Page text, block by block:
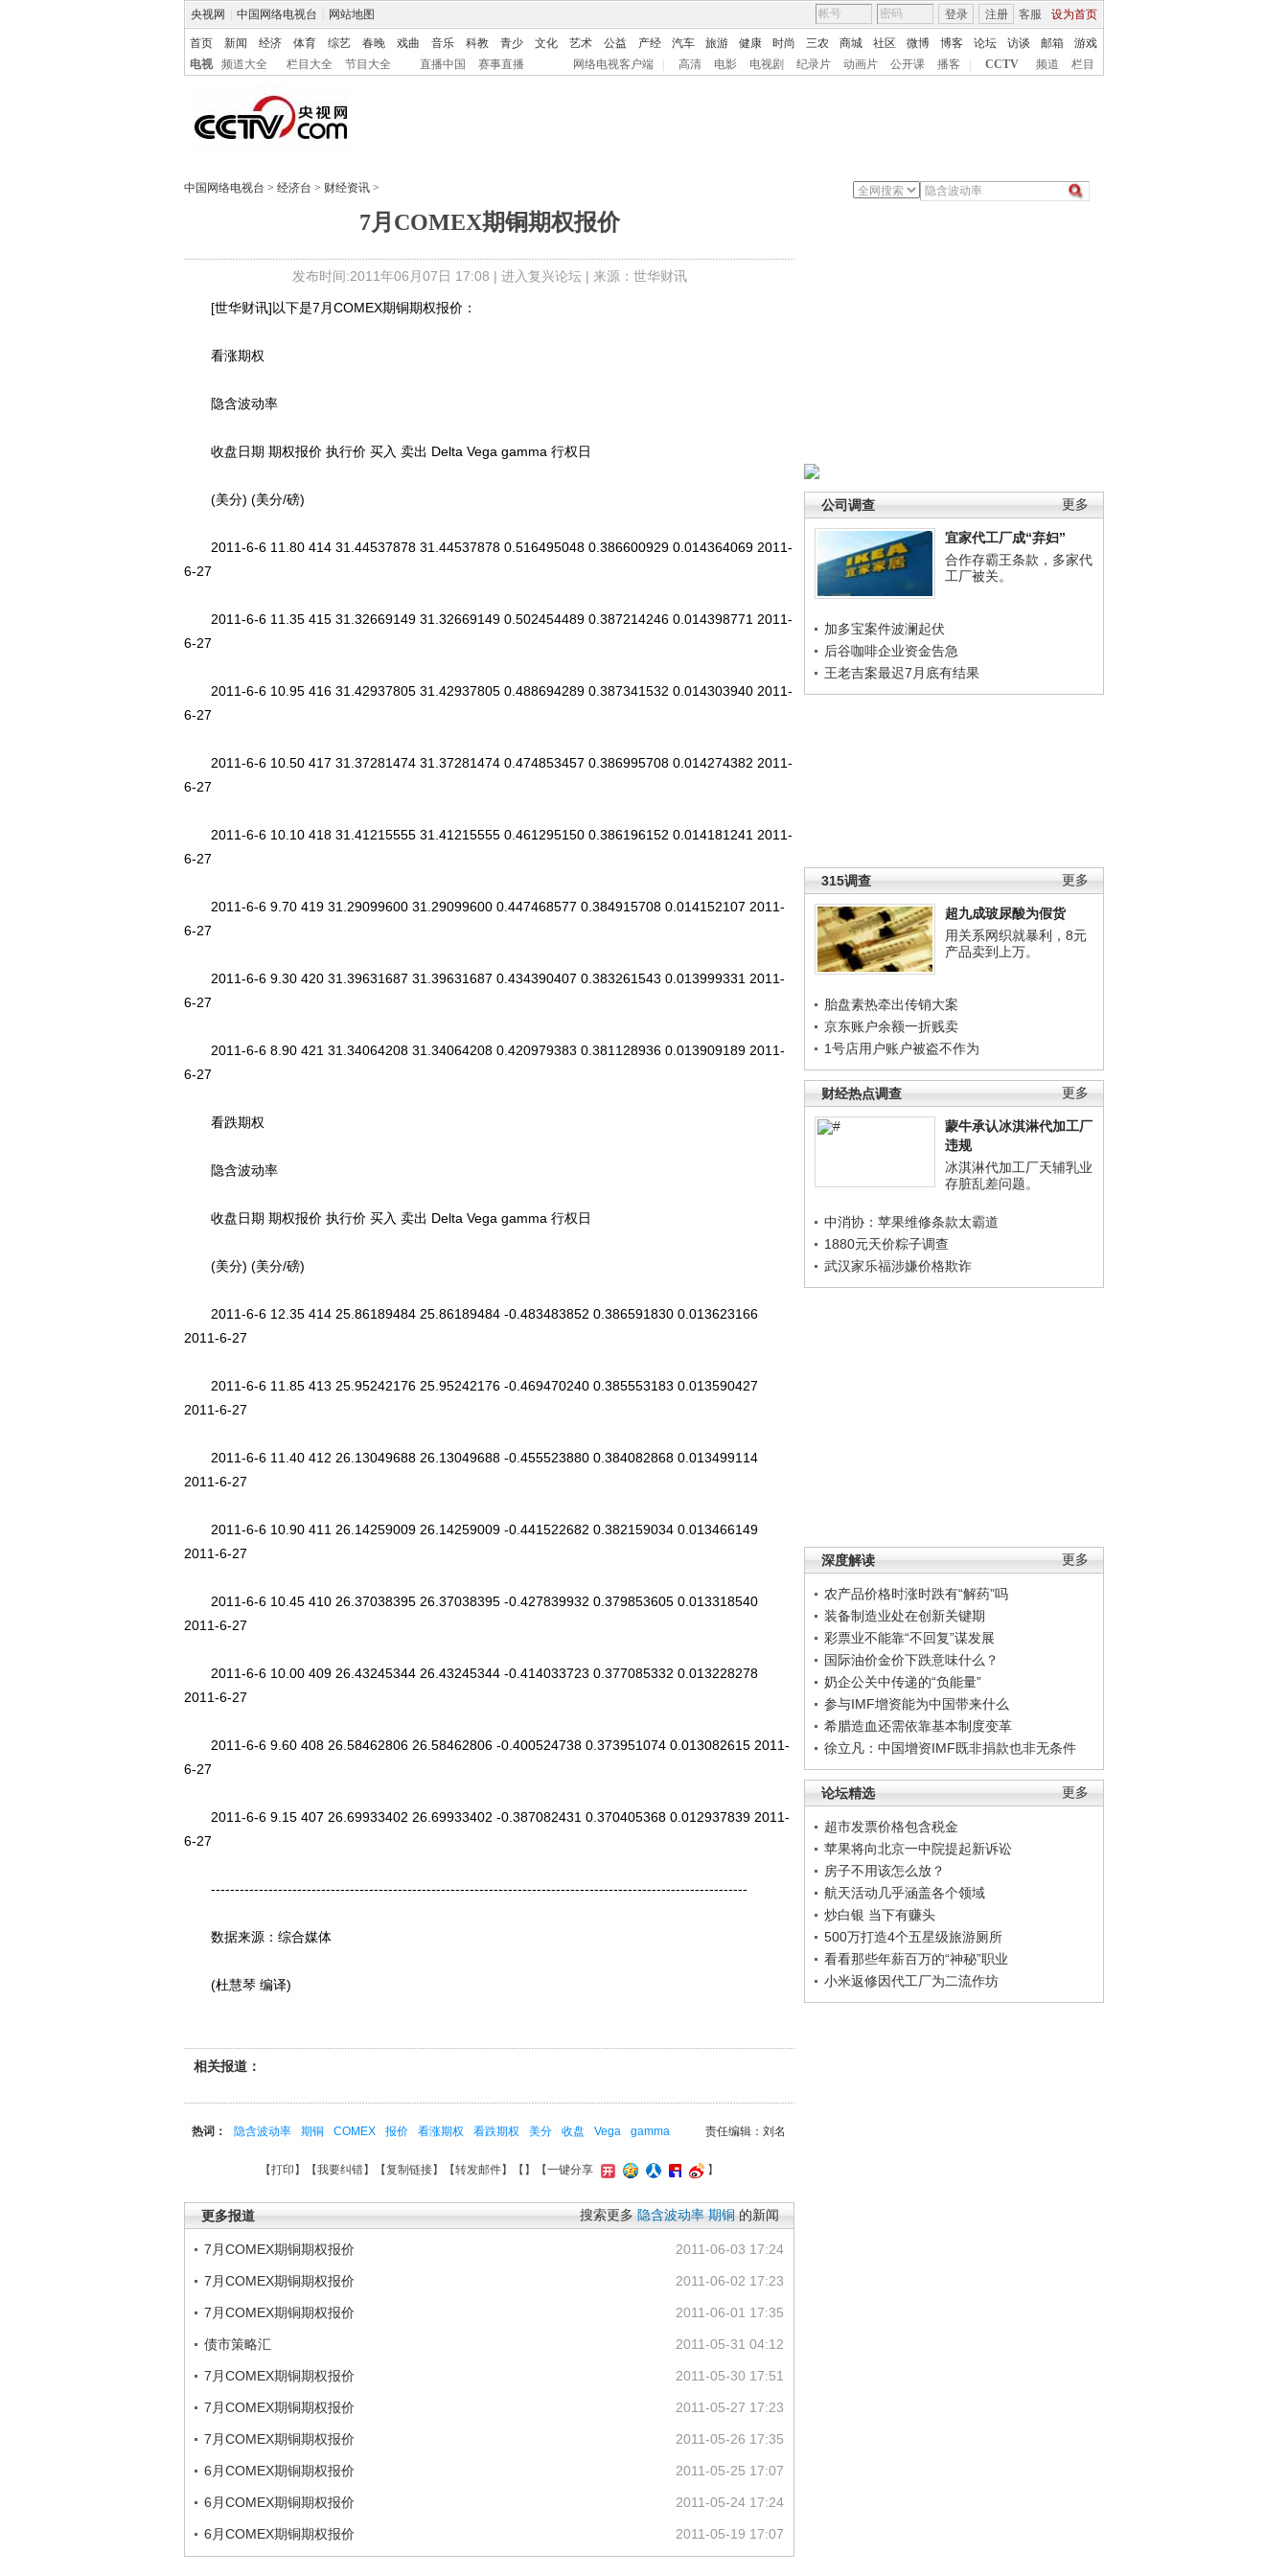
央视网 中国网络电视台 网站地图 客服 设为首页
登录 注册
首页 新闻 经济 体育 综艺 春晚 戏曲 音乐 科教 青少 文化 艺术 公益 产经 汽车 旅游 健康 时尚 三农 商城 社区 微博 博客 论坛 访谈 邮箱
游戏
电视
频道大全 栏目大全 节目大全 直播中国 赛事直播 网络电视客户端 高清 电影 电视剧 纪录片 动画片 公开课 播客 CCTV 频道 栏目
中国网络电视台 > 经济台 > 财经资讯 >
7月COMEX期铜期权报价
发布时间:2011年06月07日 17:08 | 进入复兴论坛| 来源：世华财讯
[世华财讯]以下是7月COMEX期铜期权报价：
看涨期权
隐含波动率
收盘日期 期权报价 执行价 买入 卖出 Delta Vega gamma 行权日
(美分) (美分/磅)
2011-6-6 11.80 414 31.44537878 31.44537878 0.516495048 0.386600929 0.014364069 2011-
6-27
2011-6-6 11.35 415 31.32669149 31.32669149 0.502454489 0.387214246 0.014398771 2011-
6-27
2011-6-6 10.95 416 31.42937805 31.42937805 0.488694289 0.387341532 0.014303940 2011-
6-27
2011-6-6 10.50 417 31.37281474 31.37281474 0.474853457 0.386995708 0.014274382 2011-
6-27
2011-6-6 10.10 418 31.41215555 31.41215555 0.461295150 0.386196152 0.014181241 2011-
6-27
2011-6-6 9.70 419 31.29099600 31.29099600 0.447468577 0.384915708 0.014152107 2011-
6-27
2011-6-6 9.30 420 31.39631687 31.39631687 0.434390407 0.383261543 0.013999331 2011-
6-27
2011-6-6 8.90 421 31.34064208 31.34064208 0.420979383 0.381128936 0.013909189 2011-
6-27
看跌期权
隐含波动率
收盘日期 期权报价 执行价 买入 卖出 Delta Vega gamma 行权日
(美分) (美分/磅)
2011-6-6 12.35 414 25.86189484 25.86189484 -0.483483852 0.386591830 0.013623166
2011-6-27
2011-6-6 11.85 413 25.95242176 25.95242176 -0.469470240 0.385553183 0.013590427
2011-6-27
2011-6-6 11.40 412 26.13049688 26.13049688 -0.455523880 0.384082868 0.013499114
2011-6-27
2011-6-6 10.90 411 26.14259009 26.14259009 -0.441522682 0.382159034 0.013466149
2011-6-27
2011-6-6 10.45 410 26.37038395 26.37038395 -0.427839932 0.379853605 0.013318540
2011-6-27
2011-6-6 10.00 409 26.43245344 26.43245344 -0.414033723 0.377085332 0.013228278
2011-6-27
2011-6-6 9.60 408 26.58462806 26.58462806 -0.400524738 0.373951074 0.013082615 2011-
6-27
2011-6-6 9.15 407 26.69933402 26.69933402 -0.387082431 0.370405368 0.012937839 2011-
6-27
----------------------------------------------------------------------------------------------------------------
数据来源：综合媒体
(杜慧琴 编译)
相关报道：
责任编辑：刘名
热词： 隐含波动率 期铜 COMEX 报价 看涨期权 看跌期权 美分 收盘 Vega gamma
【打印 】【我要纠错】【复制链接】【转发邮件】【 】 【一键分享 】
搜索更多 隐含波动率 期铜 的新闻
更多报道
2011-06-03 17:24
7月COMEX期铜期权报价
2011-06-02 17:23
7月COMEX期铜期权报价
2011-06-01 17:35
7月COMEX期铜期权报价
2011-05-31 04:12
债市策略汇
2011-05-30 17:51
7月COMEX期铜期权报价
2011-05-27 17:23
7月COMEX期铜期权报价
2011-05-26 17:35
7月COMEX期铜期权报价
2011-05-25 17:07
6月COMEX期铜期权报价
2011-05-24 17:24
6月COMEX期铜期权报价
2011-05-19 17:07
6月COMEX期铜期权报价
更多
公司调查
宜家代工厂成“弃妇”
合作存霸王条款，多家代
工厂被关。
加多宝案件波澜起伏
后谷咖啡企业资金告急
王老吉案最迟7月底有结果
更多
315调查
超九成玻尿酸为假货
用关系网织就暴利，8元
产品卖到上万。
胎盘素热牵出传销大案
京东账户余额一折贱卖
1号店用户账户被盗不作为
更多
财经热点调查
蒙牛承认冰淇淋代加工厂
违规
冰淇淋代加工厂天辅乳业
存脏乱差问题。
中消协：苹果维修条款太霸道
1880元天价粽子调查
武汉家乐福涉嫌价格欺诈
更多
深度解读
农产品价格时涨时跌有“解药”吗
装备制造业处在创新关键期
彩票业不能靠“不回复”谋发展
国际油价金价下跌意味什么？
奶企公关中传递的“负能量”
参与IMF增资能为中国带来什么
希腊造血还需依靠基本制度变革
徐立凡：中国增资IMF既非捐款也非无条件
更多
论坛精选
超市发票价格包含税金
苹果将向北京一中院提起新诉讼
房子不用该怎么放？
航天活动几乎涵盖各个领域
炒白银 当下有赚头
500万打造4个五星级旅游厕所
看看那些年薪百万的“神秘”职业
小米返修因代工厂为二流作坊